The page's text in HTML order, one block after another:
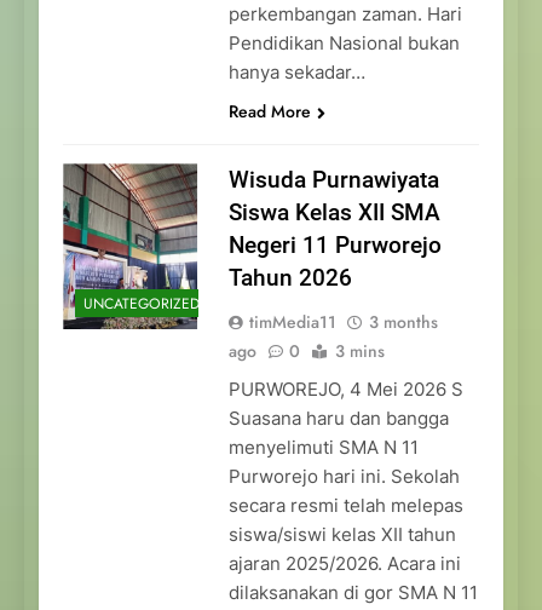
perkembangan zaman. Hari
Pendidikan Nasional bukan
hanya sekadar…
Read More
UNCATEGORIZED
Wisuda Purnawiyata
Siswa Kelas XII SMA
Negeri 11 Purworejo
Tahun 2026
timMedia11
3 months
ago
0 3 mins
PURWOREJO, 4 Mei 2026 S
Suasana haru dan bangga
menyelimuti SMA N 11
Purworejo hari ini. Sekolah
secara resmi telah melepas
siswa/siswi kelas XII tahun
ajaran 2025/2026. Acara ini
dilaksanakan di gor SMA N 11